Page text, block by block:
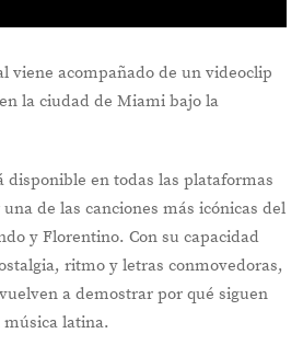
viene acompañado de un videoclip
la ciudad de Miami bajo la
disponible en todas las plataformas
de las canciones más icónicas del
y Florentino. Con su capacidad
ritmo y letras conmovedoras,
a demostrar por qué siguen
latina.